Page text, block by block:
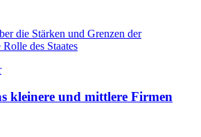
die Stärken und Grenzen der
des Staates
kleinere und mittlere Firmen